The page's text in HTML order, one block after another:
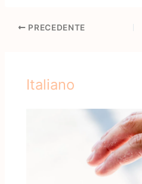
PRECEDENTE
Italiano